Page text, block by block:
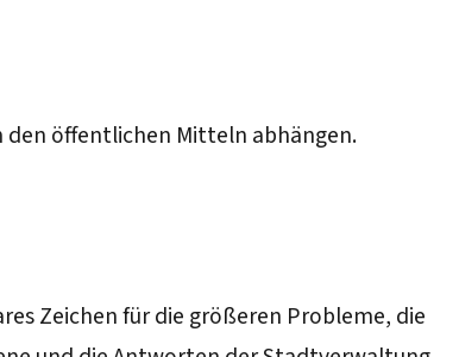
den öffentlichen Mitteln abhängen.
Zeichen für die größeren Probleme, die